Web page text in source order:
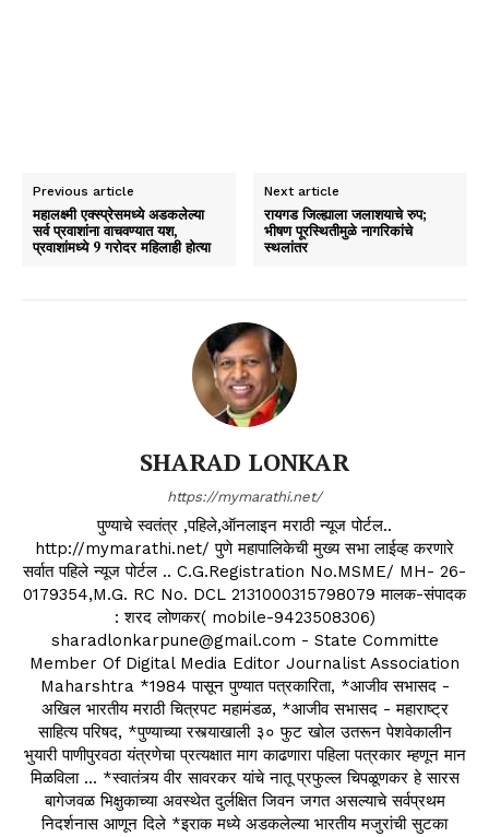
Previous article
महालक्ष्मी एक्स्प्रेसमध्ये अडकलेल्या
सर्व प्रवाशांना वाचवण्यात यश,
प्रवाशांमध्ये 9 गरोदर महिलाही होत्या
Next article
रायगड जिल्ह्याला जलाशयाचे रुप;
भीषण पूरस्थितीमुळे नागरिकांचे
स्थलांतर
SHARAD LONKAR
https://mymarathi.net/
पुण्याचे स्वतंत्र ,पहिले,ऑनलाइन मराठी न्यूज पोर्टल..
http://mymarathi.net/ पुणे महापालिकेची मुख्य सभा लाईव्ह करणारे
सर्वात पहिले न्यूज पोर्टल .. C.G.Registration No.MSME/ MH- 26-
0179354,M.G. RC No. DCL 2131000315798079 मालक-संपादक
: शरद लोणकर( mobile-9423508306)
sharadlonkarpune@gmail.com - State Committe
Member Of Digital Media Editor Journalist Association
Maharshtra *1984 पासून पुण्यात पत्रकारिता, *आजीव सभासद -
अखिल भारतीय मराठी चित्रपट महामंडळ, *आजीव सभासद - महाराष्ट्र
साहित्य परिषद, *पुण्याच्या रस्त्याखाली ३० फुट खोल उतरून पेशवेकालीन
भुयारी पाणीपुरवठा यंत्रणेचा प्रत्यक्षात माग काढणारा पहिला पत्रकार म्हणून मान
मिळविला ... *स्वातंत्र्य वीर सावरकर यांचे नातू प्रफुल्ल चिपळूणकर हे सारस
बागेजवळ भिक्षुकाच्या अवस्थेत दुर्लक्षित जिवन जगत असल्याचे सर्वप्रथम
निदर्शनास आणून दिले *इराक मध्ये अडकलेल्या भारतीय मजुरांची सुटका